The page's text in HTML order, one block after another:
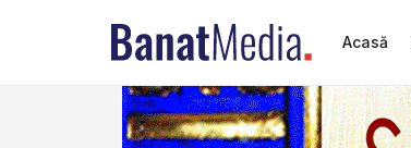
Acasă